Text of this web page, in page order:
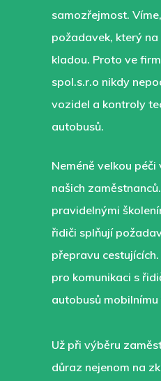
samozřejmost.
požadavek, který
kladou. Proto ve
spol.s.r.o nikdy
vozidel a kontroly
autobusů.
Neméně velkou
našich
pravidelnými
řidiči splňují
přepravu
pro komunikaci s
autobusů
Už při výběru
důraz nejenom na